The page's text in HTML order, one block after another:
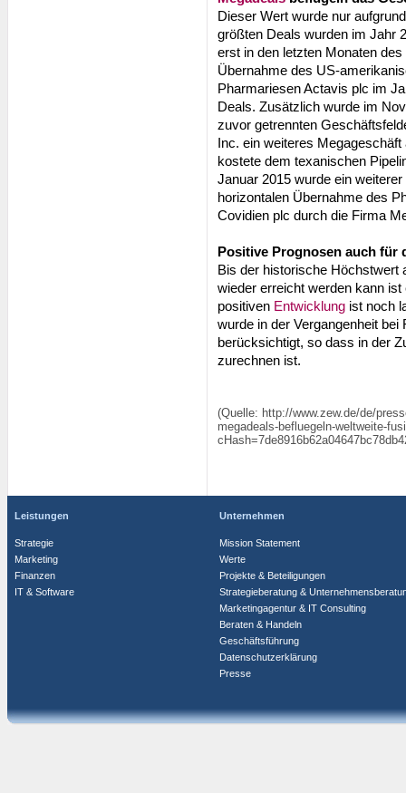
Dieser Wert wurde nur
größten Deals wurden im Jahr
erst in den letzten Monaten
Übernahme des US-
Pharmariesen Actavis plc im
Deals. Zusätzlich wurde im
zuvor getrennten
Inc. ein weiteres
kostete dem texanischen
Januar 2015 wurde ein
horizontalen Übernahme des
Covidien plc durch die Firma
Positive Prognosen auch für
Bis der historische Höchstwert
wieder erreicht werden kann
positiven Entwicklung ist noch
wurde in der Vergangenheit
berücksichtigt, so dass in der
zurechnen ist.
(Quelle: http://www.zew.de/de/
megadeals-befluegeln-weltweite-
Leistungen
Strategie
Marketing
Finanzen
IT & Software
Unternehmen
Mission Statement
Werte
Projekte & Beteiligungen
Strategieberatung &
Marketingagentur & IT Consulting
Beraten & Handeln
Geschäftsführung
Datenschutzerklärung
Presse